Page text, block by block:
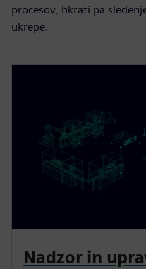
procesov, hkrati pa
ukrepe.
Nadzor in